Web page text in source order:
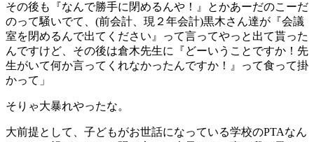
その後も『なんで勝手に閉めるんや！』とかあーだのこーだ
のって騒いでて、(前会計、現２年会計)黒木さん達が『会議
室を閉めるんで出てください』って言ってやっと出て貰った
んですけど、その後は倉木先生に『どーいうことですか！先
生がいて何か言ってくれなかったんですか！』って食って掛
かって」
そりゃ大暴れやったな。
大前提として、子どもがお世話になっている学校のPTAなん